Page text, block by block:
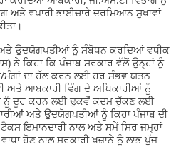
ਅਤੇ ਵਪਾਰੀ ਭਾਈਚਾਰੇ ਦਰਮਿਆਨ ਸੁਖਾਵਾਂ
ਉਦਯੋਗਪਤੀਆਂ ਨੂੰ ਸੰਬੋਧਨ ਕਰਦਿਆਂ ਵਧੀਕ
ਨੇ ਕਿਹਾ ਕਿ ਪੰਜਾਬ ਸਰਕਾਰ ਵੱਲੋਂ ਉਨ੍ਹਾਂ ਨੂੰ
ਦਾ ਹੱਲ ਕਰਨ ਲਈ ਹਰ ਸੰਭਵ ਯਤਨ
ਅਤੇ ਆਬਕਾਰੀ ਵਿੰਗ ਦੇ ਅਧਿਕਾਰੀਆਂ ਨੂੰ
ਨੂੰ ਦੂਰ ਕਰਨ ਲਈ ਢੁਕਵੇਂ ਕਦਮ ਚੁੱਕਣ ਲਈ
ਅਤੇ ਉਦਯੋਗਪਤੀਆਂ ਨੂੰ ਕਿਹਾ ਪੰਜਾਬ ਦੀ
ਇਮਾਨਦਾਰੀ ਨਾਲ ਅਤੇ ਸਮੇਂ ਸਿਰ ਜਮ੍ਹਾਂ
ਹੋਣ ਨਾਲ ਸਰਕਾਰੀ ਖਜ਼ਾਨੇ ਨੂੰ ਲਾਭ ਪੁੱਜ